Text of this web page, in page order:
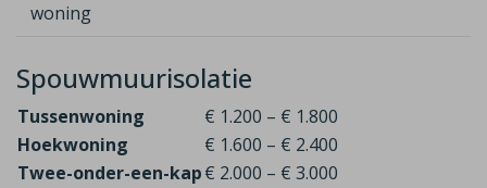
woning
Spouwmuurisolatie
Tussenwoning
€ 1.200 – € 1.800
Hoekwoning
€ 1.600 – € 2.400
Twee-onder-een-kap€ 2.000 – € 3.000